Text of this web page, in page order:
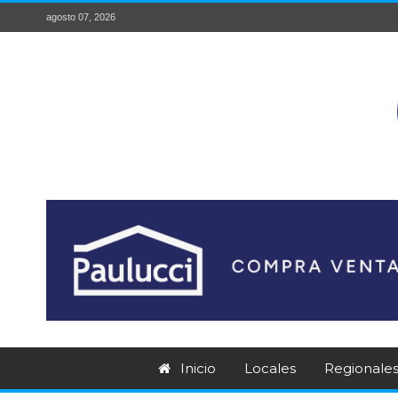
agosto 07, 2026
Inicio Locales Regionales